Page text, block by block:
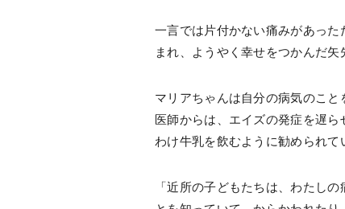
一言では片付かない痛みがあっ
まれ、ようやく幸せをつかんだ矢
マリアちゃんは自分の病気のこと
医師からは、エイズの発症を遅
わけ牛乳を飲むように勧められて
「近所の子どもたちは、わたしの